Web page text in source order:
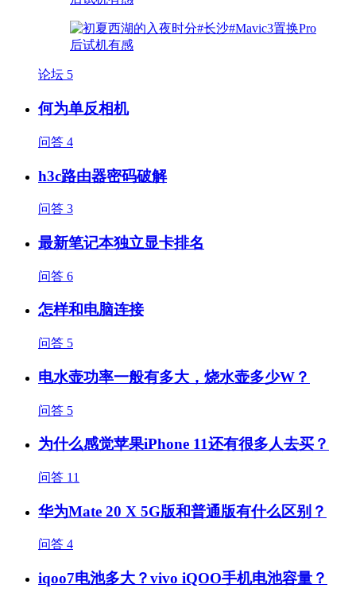
论坛 5
何为单反相机
问答 4
h3c路由器密码破解
问答 3
最新笔记本独立显卡排名
问答 6
怎样和电脑连接
问答 5
电水壶功率一般有多大，烧水壶多少W？
问答 5
为什么感觉苹果iPhone 11还有很多人去买？
问答 11
华为Mate 20 X 5G版和普通版有什么区别？
问答 4
iqoo7电池多大？vivo iQOO手机电池容量？